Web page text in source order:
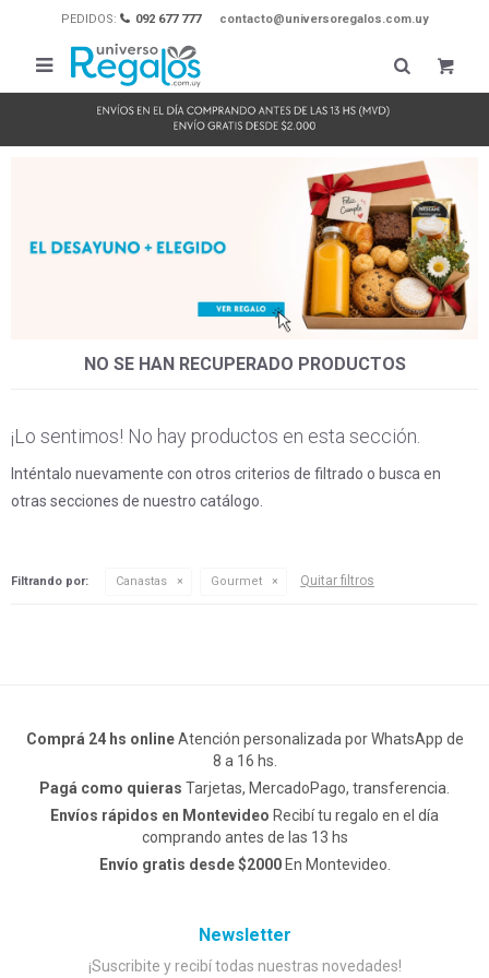
PEDIDOS: 092 677 777 contacto@universoregalos.com.uy

NO SE HAN RECUPERADO PRODUCTOS
¡Lo sentimos! No hay productos en esta sección.
Inténtalo nuevamente con otros criterios de filtrado o busca en
otras secciones de nuestro catálogo.
Filtrando por: Canastas Gourmet Quitar filtros
Comprá 24 hs onlineAtención personalizada por WhatsApp de
8 a 16 hs.
Pagá como quieras Tarjetas, MercadoPago, transferencia.
Envíos rápidos en Montevideo Recibí tu regalo en el día
comprando antes de las 13 hs
Envío gratis desde $2000En Montevideo.
Newsletter
¡Suscribite y recibí todas nuestras novedades!